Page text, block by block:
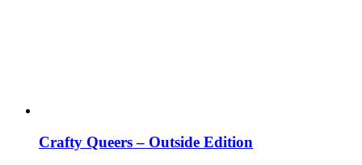
Crafty Queers – Outside Edition